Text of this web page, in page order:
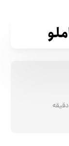
دقیقه